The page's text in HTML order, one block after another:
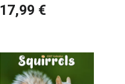
Ane
17,99 €